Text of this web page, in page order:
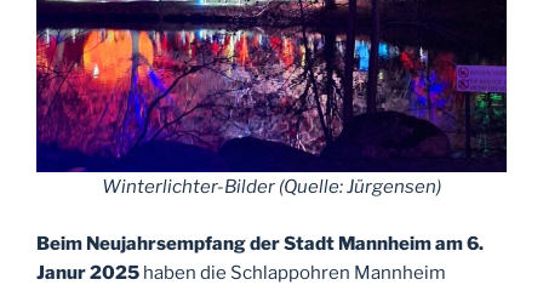
Winterlichter-Bilder (Quelle: Jürgensen)
Beim Neujahrsempfang der Stadt Mannheimam 6.
Janur 2025 haben die Schlappohren Mannheim